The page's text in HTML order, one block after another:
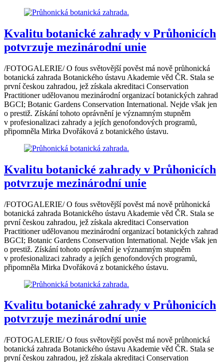
Kvalitu botanické zahrady v Průhonicích
potvrzuje mezinárodní unie
/FOTOGALERIE/ O fous světovější pověst má nově průhonická
botanická zahrada Botanického ústavu Akademie věd ČR. Stala se
první českou zahradou, jež získala akreditaci Conservation
Practitioner udělovanou mezinárodní organizací botanických zahrad
BGCI; Botanic Gardens Conservation International. Nejde však jen
o prestiž. Získání tohoto oprávnění je významným stupněm
v profesionalizaci zahrady a jejích genofondových programů,
připomněla Mirka Dvořáková z botanického ústavu.
Kvalitu botanické zahrady v Průhonicích
potvrzuje mezinárodní unie
/FOTOGALERIE/ O fous světovější pověst má nově průhonická
botanická zahrada Botanického ústavu Akademie věd ČR. Stala se
první českou zahradou, jež získala akreditaci Conservation
Practitioner udělovanou mezinárodní organizací botanických zahrad
BGCI; Botanic Gardens Conservation International. Nejde však jen
o prestiž. Získání tohoto oprávnění je významným stupněm
v profesionalizaci zahrady a jejích genofondových programů,
připomněla Mirka Dvořáková z botanického ústavu.
Kvalitu botanické zahrady v Průhonicích
potvrzuje mezinárodní unie
/FOTOGALERIE/ O fous světovější pověst má nově průhonická
botanická zahrada Botanického ústavu Akademie věd ČR. Stala se
první českou zahradou, jež získala akreditaci Conservation